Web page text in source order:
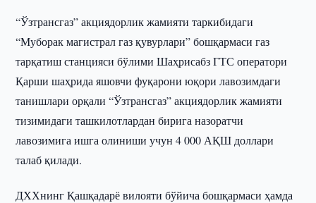
“Ўзтрансгаз” акциядорлик жамияти таркибидаги
“Муборак магистрал газ қувурлари” бошқармаси газ
тарқатиш станцияси бўлими Шаҳрисабз ГТС оператори
Қарши шаҳрида яшовчи фуқарони юқори лавозимдаги
танишлари орқали “Ўзтрансгаз” акциядорлик жамияти
тизимидаги ташкилотлардан бирига назоратчи
лавозимига ишга олиниши учун 4 000 АҚШ доллари
талаб қилади.
ДХХнинг Қашқадарё вилояти бўйича бошқармаси ҳамда